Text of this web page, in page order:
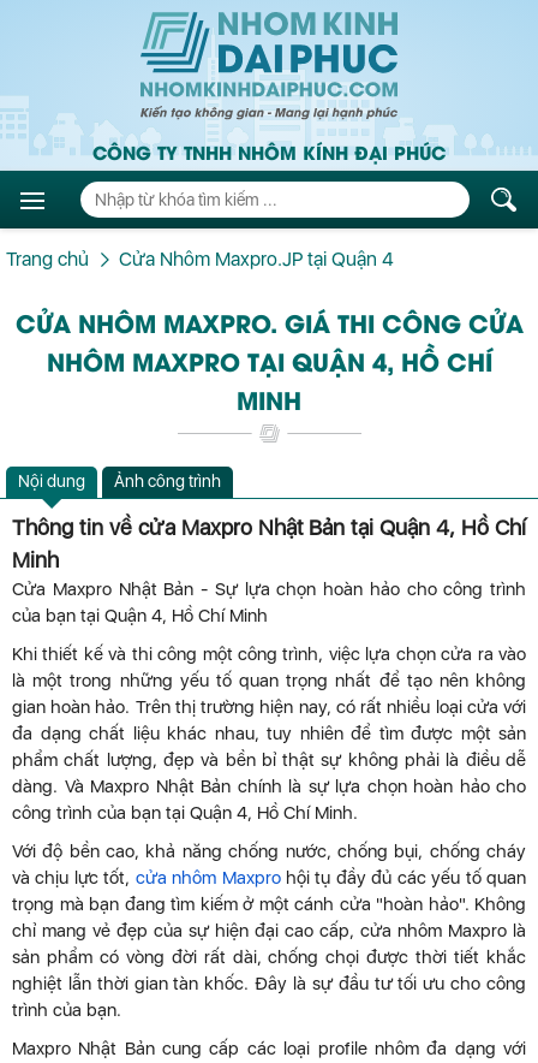
CÔNG TY TNHH NHÔM KÍNH ĐẠI PHÚC
Trang chủ Cửa Nhôm Maxpro.JP tại Quận 4
CỬA NHÔM MAXPRO. GIÁ THI CÔNG CỬA
NHÔM MAXPRO TẠI QUẬN 4, HỒ CHÍ
MINH
Nội dung Ảnh công trình
Thông tin về cửa Maxpro Nhật Bản tại Quận 4, Hồ Chí
Minh
Cửa Maxpro Nhật Bản - Sự lựa chọn hoàn hảo cho công trình
của bạn tại Quận 4, Hồ Chí Minh
Khi thiết kế và thi công một công trình, việc lựa chọn cửa ra vào
là một trong những yếu tố quan trọng nhất để tạo nên không
gian hoàn hảo. Trên thị trường hiện nay, có rất nhiều loại cửa với
đa dạng chất liệu khác nhau, tuy nhiên để tìm được một sản
phẩm chất lượng, đẹp và bền bỉ thật sự không phải là điều dễ
dàng. Và Maxpro Nhật Bản chính là sự lựa chọn hoàn hảo cho
công trình của bạn tại Quận 4, Hồ Chí Minh.
Với độ bền cao, khả năng chống nước, chống bụi, chống cháy
và chịu lực tốt, cửa nhôm Maxprohội tụ đầy đủ các yếu tố quan
trọng mà bạn đang tìm kiếm ở một cánh cửa "hoàn hảo". Không
chỉ mang vẻ đẹp của sự hiện đại cao cấp, cửa nhôm Maxpro là
sản phẩm có vòng đời rất dài, chống chọi được thời tiết khắc
nghiệt lẫn thời gian tàn khốc. Đây là sự đầu tư tối ưu cho công
trình của bạn.
Maxpro Nhật Bản cung cấp các loại profile nhôm đa dạng với